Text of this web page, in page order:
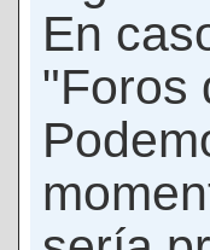
En
"Foros